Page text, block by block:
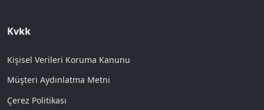
Kvkk
Kişisel Verileri Koruma Kanunu
Müşteri Aydınlatma Metni
Çerez Politikası